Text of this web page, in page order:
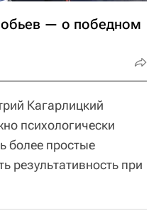
— о победном
Кагарлицкий
психологически
более простые
результативность при